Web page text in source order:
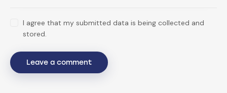
I agree that my submitted data is being collected and
stored.